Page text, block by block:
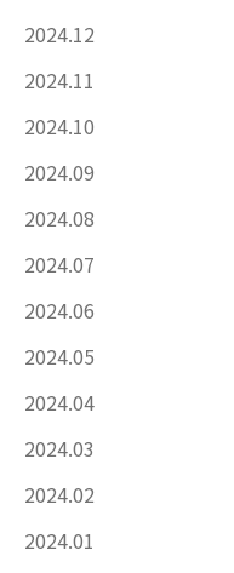
2024.12
2024.11
2024.10
2024.09
2024.08
2024.07
2024.06
2024.05
2024.04
2024.03
2024.02
2024.01